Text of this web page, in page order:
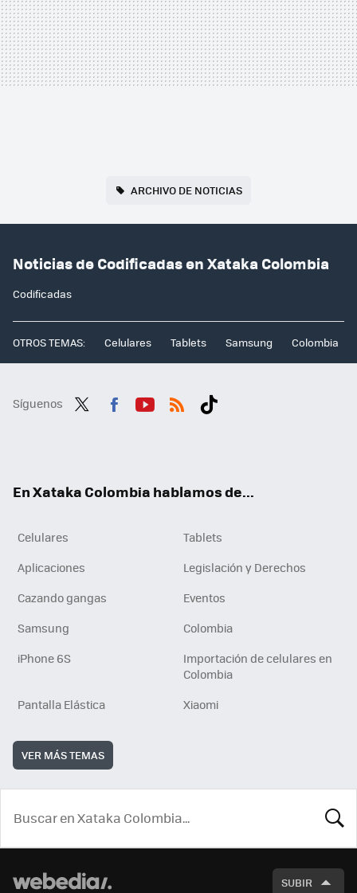
ARCHIVO DE NOTICIAS
Noticias de Codificadas en Xataka Colombia
Codificadas
OTROS TEMAS: Celulares Tablets Samsung Colombia
Síguenos
En Xataka Colombia hablamos de...
Celulares
Tablets
Aplicaciones
Legislación y Derechos
Cazando gangas
Eventos
Samsung
Colombia
iPhone 6S
Importación de celulares en
Colombia
Pantalla Elástica
Xiaomi
VER MÁS TEMAS
SUBIR